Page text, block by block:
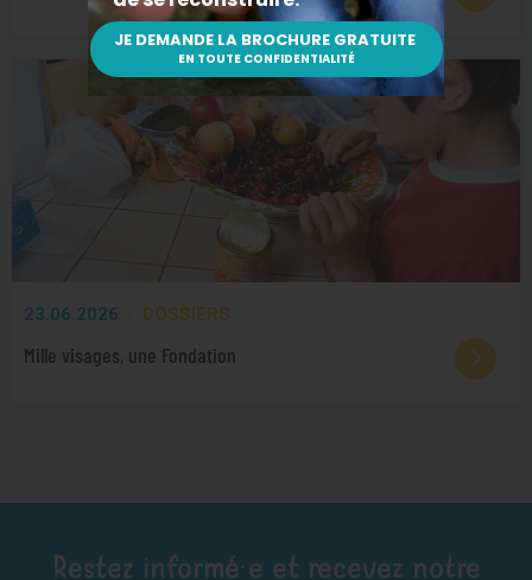
23.06.2026 DOSSIERS
Mille visages, une Fondation
Restez informé·e et recevez notre